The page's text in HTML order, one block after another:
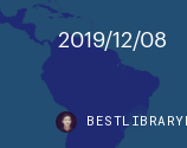
2019/12/08